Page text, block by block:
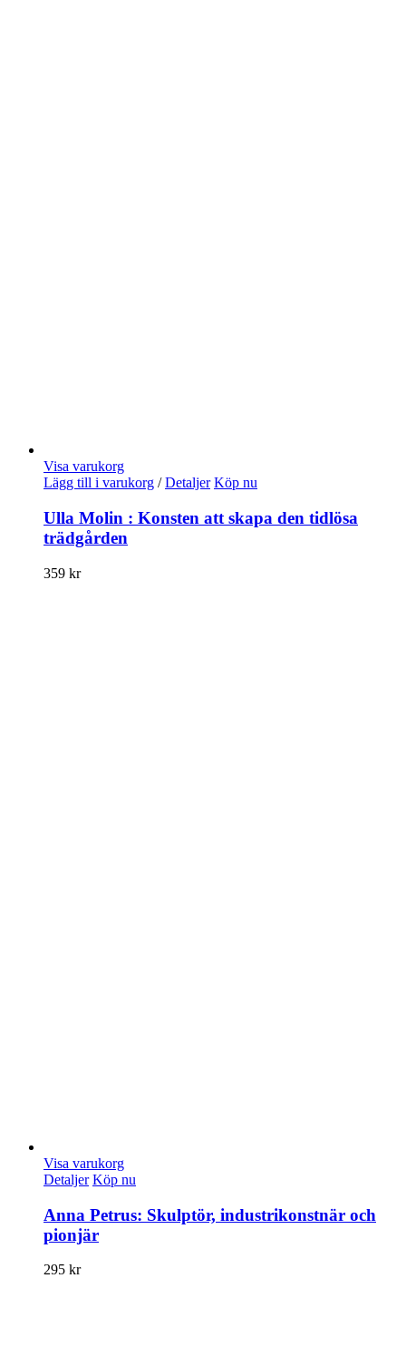
Visa varukorg
Lägg till i varukorg / Detaljer Köp nu
Ulla Molin : Konsten att skapa den tidlösa
trädgården
359 kr
Visa varukorg
Detaljer Köp nu
Anna Petrus: Skulptör, industrikonstnär och
pionjär
295 kr